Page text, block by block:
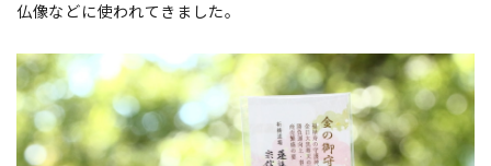
仏像などに使われてきました。